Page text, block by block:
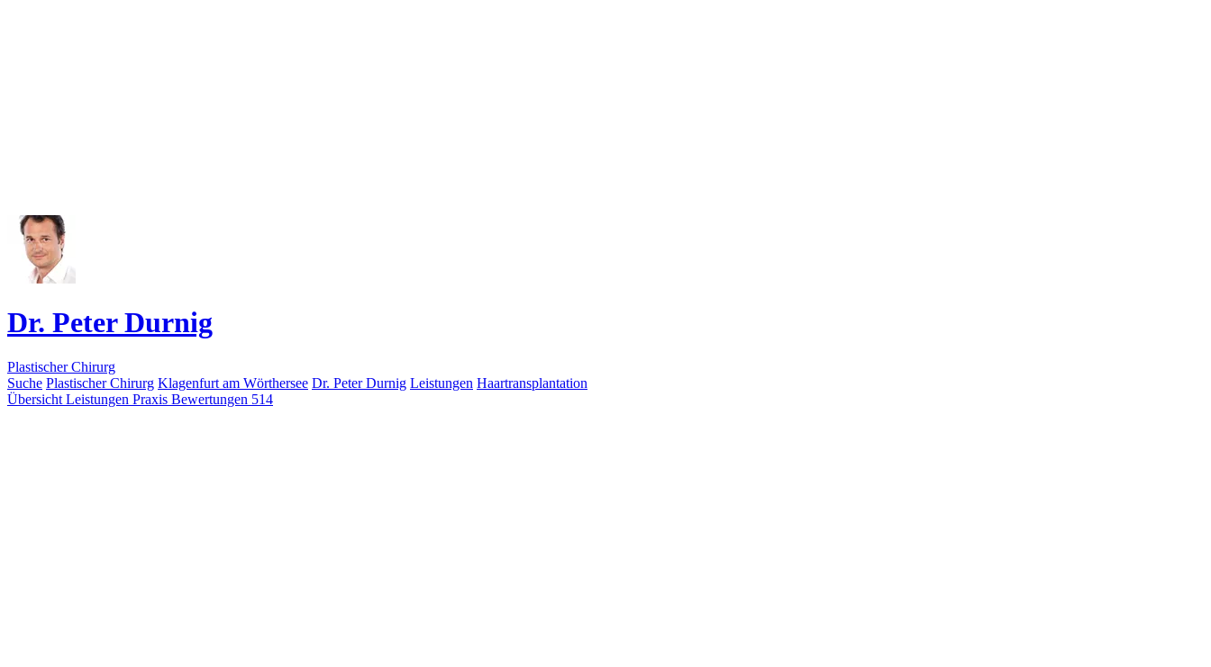
Dr. Peter Durnig
Plastischer Chirurg
Suche Plastischer Chirurg Klagenfurt am Wörthersee Dr. Peter Durnig Leistungen Haartransplantation
Übersicht Leistungen Praxis Bewertungen 514